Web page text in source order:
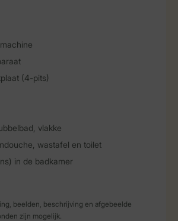
(4-pits)
vlakke
wastafel en toilet
in de badkamer
beelden, beschrijving en afgebeelde
zijn mogelijk.